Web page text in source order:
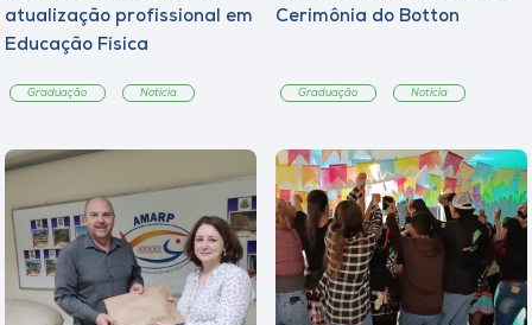
atualização profissional em
Educação Física
Graduação Notícia
Cerimônia do Botton
Graduação Notícia